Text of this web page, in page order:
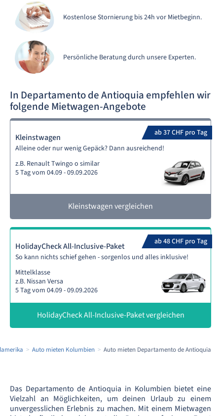
Kostenlose Stornierung bis 24h vor Mietbeginn.
Persönliche Beratung durch unsere Experten.
In Departamento de Antioquia empfehlen wir
folgende Mietwagen-Angebote
ab 37 CHF pro Tag
Kleinstwagen
Alleine oder nur wenig Gepäck? Dann ausreichend!
z.B. Renault Twingo o similar
5 Tag vom 04.09 - 09.09.2026
Kleinstwagen vergleichen
ab 48 CHF pro Tag
HolidayCheck All-Inclusive-Paket
So kann nichts schief gehen - sorgenlos und alles inklusive!
Mittelklasse
z.B. Nissan Versa
5 Tag vom 04.09 - 09.09.2026
HolidayCheck All-Inclusive-Paket vergleichen
Auto mieten Kolumbien Auto mieten Departamento de Antioquia
Das Departamento de Antioquia in Kolumbien bietet eine
Vielzahl an Möglichkeiten, um deinen Urlaub zu einem
unvergesslichen Erlebnis zu machen. Mit einem Mietwagen